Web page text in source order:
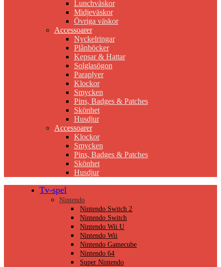
Lunchväskor
Midjeväskor
Övriga väskor
Accessoarer
Nyckelringar
Plånböcker
Kepsar & Hattar
Solglasögon
Paraplyer
Klockor
Smycken
Pins, Badges & Patches
Skönhet
Husdjur
Accessoarer
Klockor
Smycken
Pins, Badges & Patches
Skönhet
Husdjur
Tv-spel
Nintendo
Nintendo Switch 2
Nintendo Switch
Nintendo Wii U
Nintendo Wii
Nintendo Gamecube
Nintendo 64
Super Nintendo